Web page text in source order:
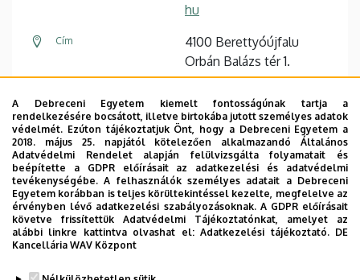
A Debreceni Egyetem kiemelt fontosságúnak tartja a
rendelkezésére bocsátott, illetve birtokába jutott személyes adatok
védelmét. Ezúton tájékoztatjuk Önt, hogy a Debreceni Egyetem a
2018. május 25. napjától kötelezően alkalmazandó Általános
Adatvédelmi Rendelet alapján felülvizsgálta folyamatait és
beépítette a GDPR előírásait az adatkezelési és adatvédelmi
tevékenységébe. A felhasználók személyes adatait a Debreceni
Egyetem korábban is teljes körültekintéssel kezelte, megfelelve az
érvényben lévő adatkezelési szabályozásoknak. A GDPR előírásait
követve frissítettük Adatvédelmi Tájékoztatónkat, amelyet az
alábbi linkre kattintva olvashat el:Adatkezelési tájékoztató. DE
Kancellária WAV Központ
hu
Cím
4100 Berettyóújfalu
Orbán Balázs tér 1.
tömb , 1. emelet
Dolgozói adatmódosítás igénylése a DE
telefonkönyvében|Külső személyek rögzítése a
DE telefonkönyvében| Súgó|Hibabejelentés